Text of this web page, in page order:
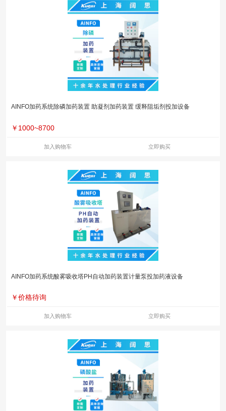
AINFO加药系统除磷加药装置 助凝剂加药装置 缓释阻垢剂投加设备
￥ 1000~8700
加入购物车 立即购买
AINFO加药系统酸雾吸收塔PH自动加药装置计量泵投加药液设备
￥价格待询
加入购物车 立即购买